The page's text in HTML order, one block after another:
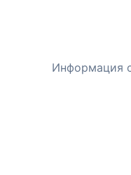
Информация